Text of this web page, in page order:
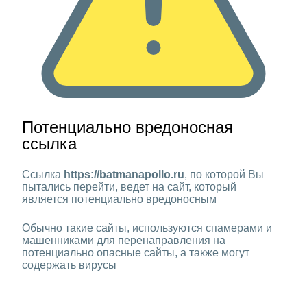
Потенциально вредоносная
ссылка
Ссылка https://batmanapollo.ru, по которой Вы
пытались перейти, ведет на сайт, который
является потенциально вредоносным
Обычно такие сайты, используются спамерами и
машенниками для перенаправления на
потенциально опасные сайты, а также могут
содержать вирусы